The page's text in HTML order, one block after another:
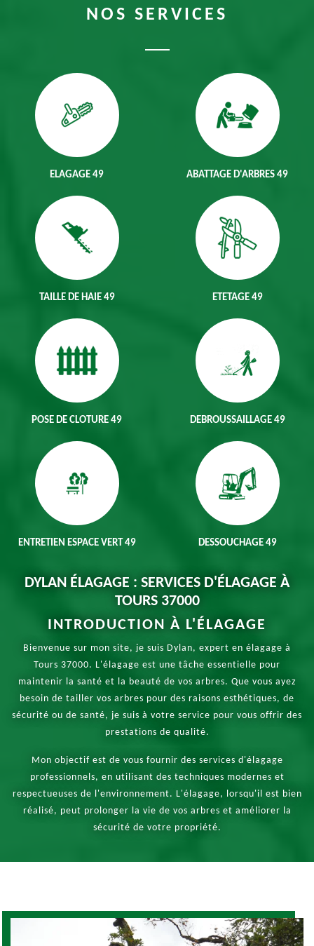
NOS SERVICES
ELAGAGE 49 ABATTAGE D'ARBRES 49
TAILLE DE HAIE 49 ETETAGE 49
POSE DE CLOTURE 49 DEBROUSSAILLAGE 49
ENTRETIEN ESPACE VERT 49 DESSOUCHAGE 49
DYLAN ÉLAGAGE : SERVICES D'ÉLAGAGE À
TOURS 37000
INTRODUCTION À L'ÉLAGAGE
Bienvenue sur mon site, je suis Dylan, expert en élagage à
Tours 37000. L'élagage est une tâche essentielle pour
maintenir la santé et la beauté de vos arbres. Que vous ayez
besoin de tailler vos arbres pour des raisons esthétiques, de
sécurité ou de santé, je suis à votre service pour vous offrir des
prestations de qualité.
Mon objectif est de vous fournir des services d'élagage
professionnels, en utilisant des techniques modernes et
respectueuses de l'environnement. L'élagage, lorsqu'il est bien
réalisé, peut prolonger la vie de vos arbres et améliorer la
sécurité de votre propriété.